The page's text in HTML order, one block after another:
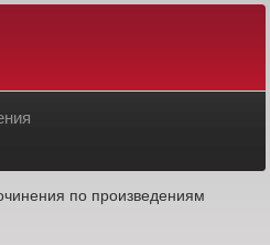
по произведениям